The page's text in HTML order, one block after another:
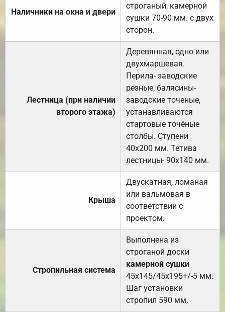
Наличники на окна и двери
строганый, камерной
сушки 70-90 мм. с двух
сторон.
Лестница (при наличии
второго этажа)
Деревянная, одно или
двухмаршевая.
Перила- заводские
резные, балясины-
заводские точеные,
устанавливаются
стартовые точёные
столбы. Ступени
40х200 мм. Тетива
лестницы- 90х140 мм.
Крыша
Двускатная, ломаная
или вальмовая в
соответствии с
проектом.
Стропильная система
Выполнена из
строганой доски
камерной сушки
45х145/45х195+/-5 мм.
Шаг установки
стропил 590 мм.